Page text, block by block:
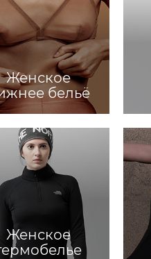
Женское
бельё
Женское